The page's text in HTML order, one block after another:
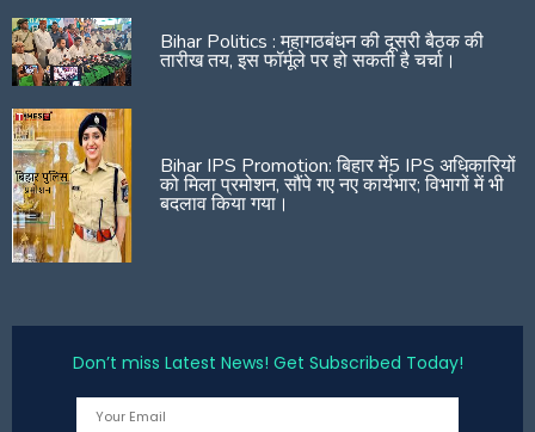
Bihar Politics : महागठबंधन की दूसरी बैठक की
तारीख तय, इस फॉर्मूले पर हो सकती है चर्चा।
Bihar IPS Promotion: बिहार में5 IPS अधिकारियों
को मिला प्रमोशन, सौंपे गए नए कार्यभार; विभागों में भी
बदलाव किया गया।
Don’t miss Latest News! Get Subscribed Today!